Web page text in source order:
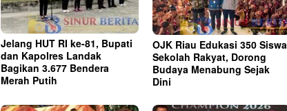
Jelang HUT RI ke-81, Bupati
dan Kapolres Landak
Bagikan 3.677 Bendera
Merah Putih
OJK Riau Edukasi 350 Siswa
Sekolah Rakyat, Dorong
Budaya Menabung Sejak
Dini